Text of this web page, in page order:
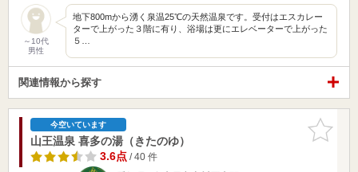
～10代
男性
地下800mから湧く泉温25℃の天然温泉です。受付はエスカレー
ターで上がった３階に有り、浴場は更にエレベーターで上がった
５…
関連情報から探す
お気に入
りに追加
今空いています
山王温泉 喜多の湯（きたのゆ）
3.6点/ 40 件